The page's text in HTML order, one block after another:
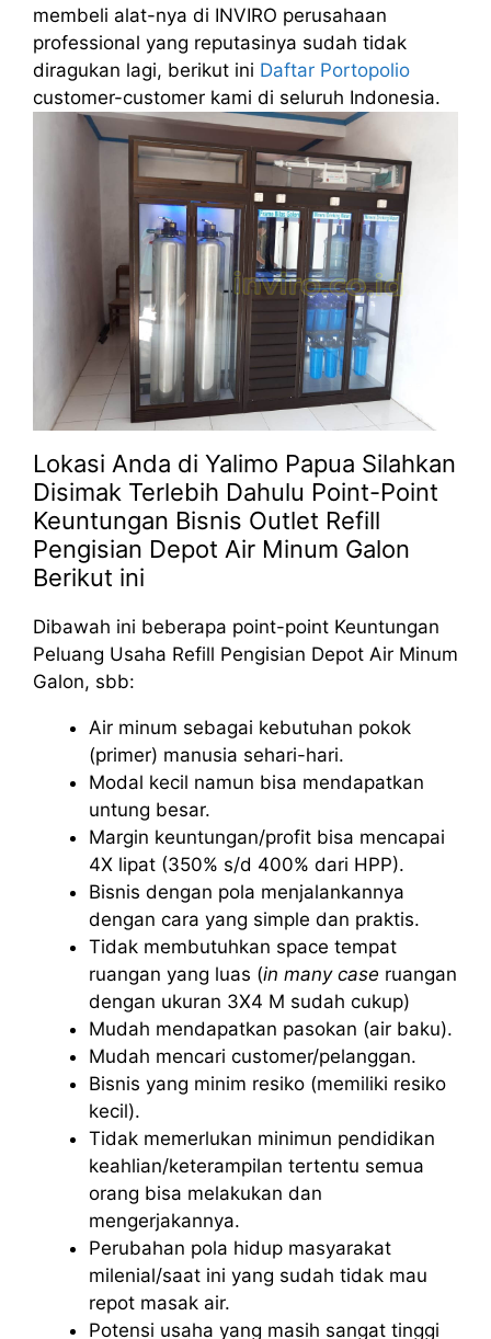
membeli alat-nya di INVIRO perusahaan
professional yang reputasinya sudah tidak
diragukan lagi, berikut ini Daftar Portopolio
customer-customer kami di seluruh Indonesia.
Lokasi Anda di Yalimo Papua Silahkan
Disimak Terlebih Dahulu Point-Point
Keuntungan Bisnis Outlet Refill
Pengisian Depot Air Minum Galon
Berikut ini
Dibawah ini beberapa point-point Keuntungan
Peluang Usaha Refill Pengisian Depot Air Minum
Galon, sbb:
Air minum sebagai kebutuhan pokok
(primer) manusia sehari-hari.
Modal kecil namun bisa mendapatkan
untung besar.
Margin keuntungan/profit bisa mencapai
4X lipat (350% s/d 400% dari HPP).
Bisnis dengan pola menjalankannya
dengan cara yang simple dan praktis.
Tidak membutuhkan space tempat
ruangan yang luas (in many case ruangan
dengan ukuran 3X4 M sudah cukup)
Mudah mendapatkan pasokan (air baku).
Mudah mencari customer/pelanggan.
Bisnis yang minim resiko (memiliki resiko
kecil).
Tidak memerlukan minimun pendidikan
keahlian/keterampilan tertentu semua
orang bisa melakukan dan
mengerjakannya.
Perubahan pola hidup masyarakat
milenial/saat ini yang sudah tidak mau
repot masak air.
Potensi usaha yang masih sangat tinggi